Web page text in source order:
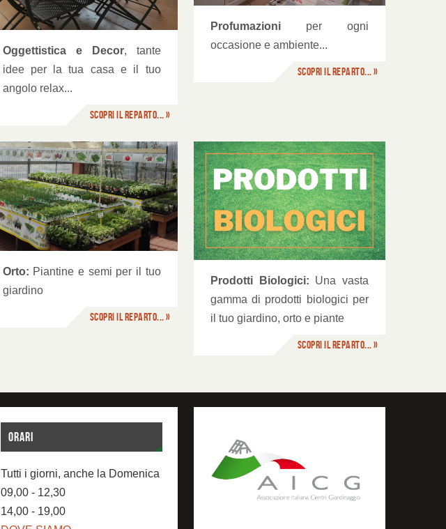
Oggettistica e Decor, tante
idee per la tua casa e il tuo
angolo relax...
Scopri il reparto... »
Profumazioniper ogni
occasione e ambiente...
Scopri il reparto... »
Orto: Piantine e semi per il tuo
giardino
Scopri il reparto... »
Prodotti Biologici
Prodotti Biologici: Una vasta
gamma di prodotti biologici per
il tuo giardino, orto e piante
Scopri il reparto... »
ORARI
Tutti i giorni, anche la Domenica
09,00 - 12,30
14,00 - 19,00